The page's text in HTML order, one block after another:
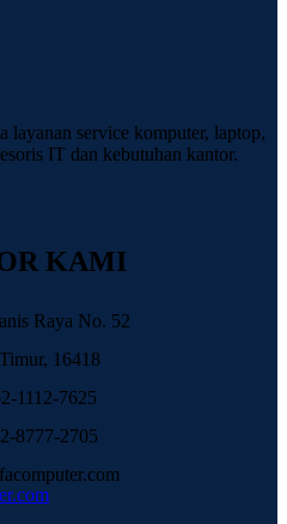
layanan service komputer, laptop,
IT dan kebutuhan kantor.
KAMI
Raya No. 52
16418
1112-7625
8777-2705